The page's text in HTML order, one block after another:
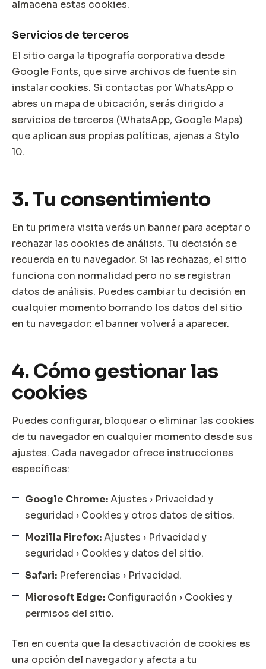
almacena estas cookies.
Servicios de terceros
El sitio carga la tipografía corporativa desde
Google Fonts, que sirve archivos de fuente sin
instalar cookies. Si contactas por WhatsApp o
abres un mapa de ubicación, serás dirigido a
servicios de terceros (WhatsApp, Google Maps)
que aplican sus propias políticas, ajenas a Stylo
10.
3. Tu consentimiento
En tu primera visita verás un banner para aceptar o
rechazar las cookies de análisis. Tu decisión se
recuerda en tu navegador. Si las rechazas, el sitio
funciona con normalidad pero no se registran
datos de análisis. Puedes cambiar tu decisión en
cualquier momento borrando los datos del sitio
en tu navegador: el banner volverá a aparecer.
4. Cómo gestionar las
cookies
Puedes configurar, bloquear o eliminar las cookies
de tu navegador en cualquier momento desde sus
ajustes. Cada navegador ofrece instrucciones
específicas:
Google Chrome:Ajustes › Privacidad y
seguridad › Cookies y otros datos de sitios.
Mozilla Firefox:Ajustes › Privacidad y
seguridad › Cookies y datos del sitio.
Safari: Preferencias › Privacidad.
Microsoft Edge: Configuración › Cookies y
permisos del sitio.
Ten en cuenta que la desactivación de cookies es
una opción del navegador y afecta a tu